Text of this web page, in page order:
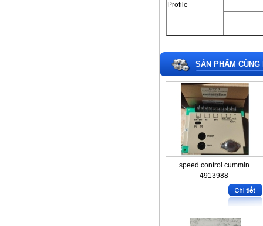
Profile
SẢN PHẨM CÙNG
speed control cummin
4913988